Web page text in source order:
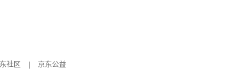
社区
京东公益